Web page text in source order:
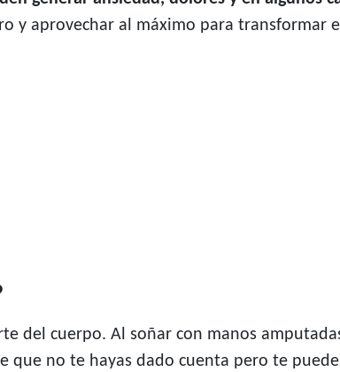
y aprovechar al máximo para transformar
del cuerpo. Al soñar con manos
que no te hayas dado cuenta pero te